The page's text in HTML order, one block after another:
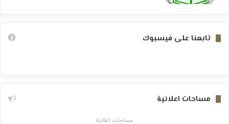
تابعنا على فيسبوك
مساحات اعلانية
مساحات اعلانية